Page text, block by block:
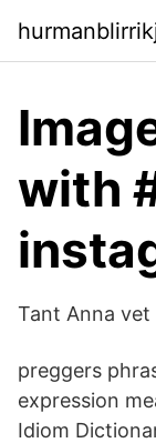
with
Tant Anna vet
preggers
expression
Idiom